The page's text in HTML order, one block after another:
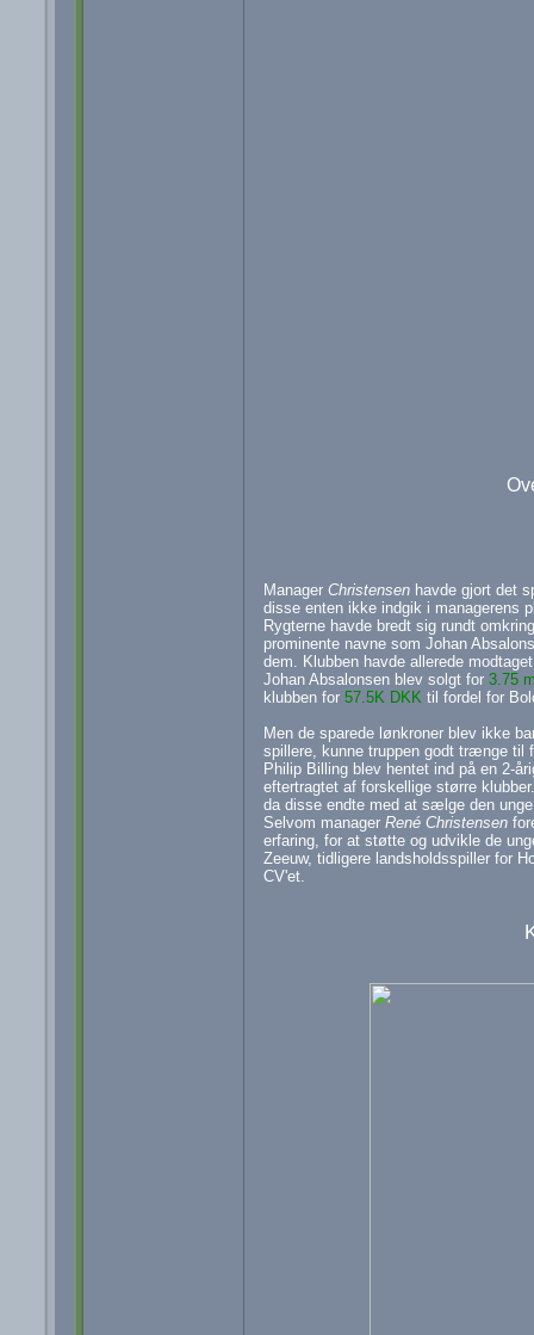
Manager Christensenhavde gjort det
disse enten ikke indgik i managerens
Rygterne havde bredt sig rundt
prominente navne som Johan
dem. Klubben havde allerede
Johan Absalonsen blev solgt for 3.75
klubben for 57.5K DKK til fordel for
Men de sparede lønkroner blev ikke
spillere, kunne truppen godt trænge til
Philip Billing blev hentet ind på en 2-
eftertragtet af forskellige større
da disse endte med at sælge den
Selvom manager René Christensen
erfaring, for at støtte og udvikle de
Zeeuw, tidligere landsholdsspiller for
CV'et.